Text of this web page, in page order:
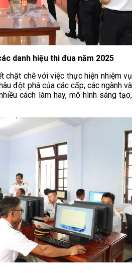
danh hiệu thi đua năm 2025
chặt chẽ với việc thực hiện nhiệm vụ
đột phá của các cấp, các ngành và
cách làm hay, mô hình sáng tạo,